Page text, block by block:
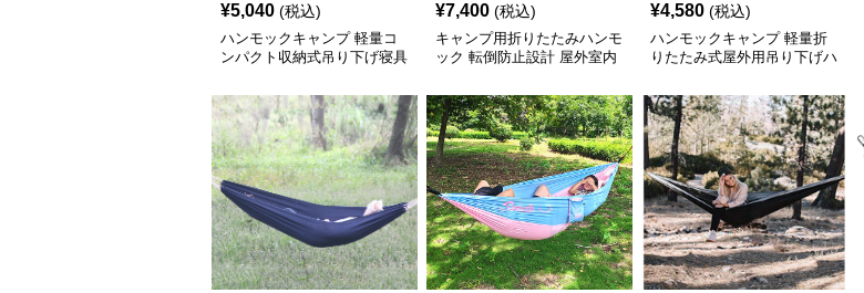
¥5,040 (税込)
ハンモックキャンプ 軽量コ
ンパクト収納式吊り下げ寝具
¥7,400 (税込)
キャンプ用折りたたみハンモ
ック 転倒防止設計 屋外室内
¥4,580 (税込)
ハンモックキャンプ 軽量折
りたたみ式屋外用吊り下げハ